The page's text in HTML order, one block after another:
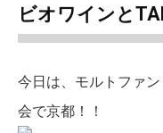
ビオワインと
今日は、モルトファ
会で京都！！